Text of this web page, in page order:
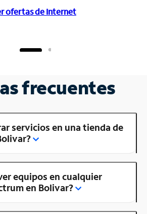
ofertas de Internet
frecuentes
servicios en una tienda de
equipos en cualquier
en Bolivar?